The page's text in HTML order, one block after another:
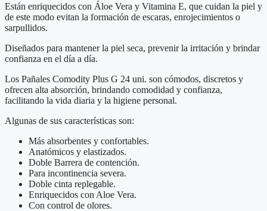
Están enriquecidos con Áloe Vera y Vitamina E, que cuidan la piel y
de este modo evitan la formación de escaras, enrojecimientos o
sarpullidos.
Diseñados para mantener la piel seca, prevenir la irritación y brindar
confianza en el día a día.
Los Pañales Comodity Plus G 24 uni. son cómodos, discretos y
ofrecen alta absorción, brindando comodidad y confianza,
facilitando la vida diaria y la higiene personal.
Algunas de sus características son:
Más absorbentes y confortables.
Anatómicos y elastizados.
Doble Barrera de contención.
Para incontinencia severa.
Doble cinta replegable.
Enriquecidos con Aloe Vera.
Con control de olores.